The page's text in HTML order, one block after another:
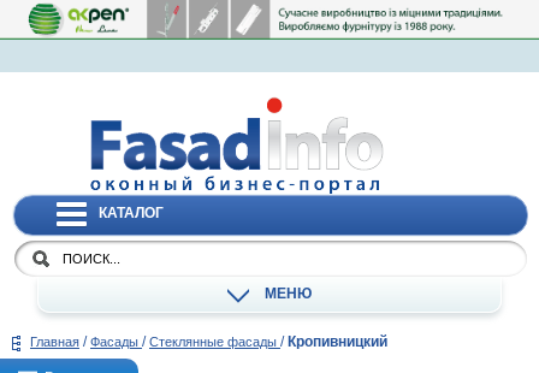
КАТАЛОГ
МЕНЮ
Главная / Фасады / Стеклянные фасады / Кропивницкий